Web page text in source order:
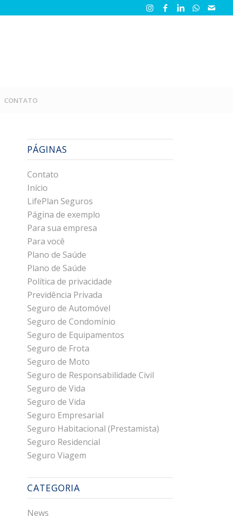
CONTATO
PÁGINAS
Contato
Início
LifePlan Seguros
Página de exemplo
Para sua empresa
Para você
Plano de Saúde
Plano de Saúde
Política de privacidade
Previdência Privada
Seguro de Automóvel
Seguro de Condomínio
Seguro de Equipamentos
Seguro de Frota
Seguro de Moto
Seguro de Responsabilidade Civil
Seguro de Vida
Seguro de Vida
Seguro Empresarial
Seguro Habitacional (Prestamista)
Seguro Residencial
Seguro Viagem
CATEGORIA
News